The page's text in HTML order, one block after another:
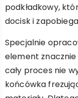
podkładkowy,
docisk i
Specjalnie
element znacznie
cały proces nie
końcówka